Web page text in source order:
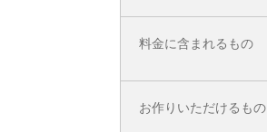
料金に含まれるもの
お作りいただけるもの